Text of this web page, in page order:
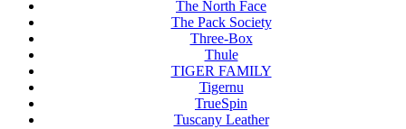
The North Face
The Pack Society
Three-Box
Thule
TIGER FAMILY
Tigernu
TrueSpin
Tuscany Leather